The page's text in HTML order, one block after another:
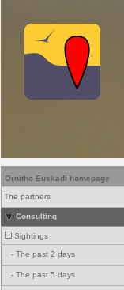
Ornitho Euskadi homepage
The partners
Consulting
Sightings
- The past 2 days
- The past 5 days